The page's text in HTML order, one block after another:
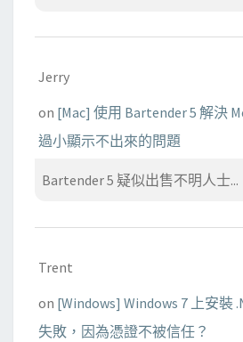
Jerry
on [Mac] 使用 Bartender 5 解決
過小顯示不出來的問題
Bartender 5 疑似出售不明人士...
Trent
on [Windows] Windows 7 上安裝
失敗，因為憑證不被信任？